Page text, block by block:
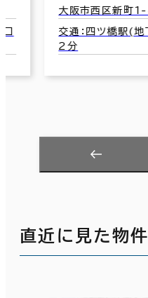
大阪市西区新町1-4-
交通：四ツ橋駅(地下
直近に見た物件